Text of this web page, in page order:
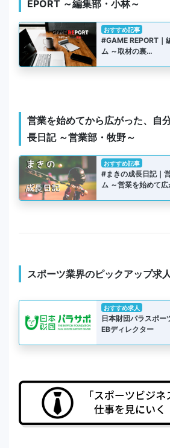
EPORT ～編集部・小林～
おすすめ記事
#GAME REPORT｜
ム ～取材の裏…
営業を始めてから広がった、自
長日記 ～営業部・牧野～
おすすめ記事
#まきの成長日記｜
ム ～営業を始めて
スポーツ業界のピックアップ求人
おすすめ求人
日本財団パラスポ
EBディレクター